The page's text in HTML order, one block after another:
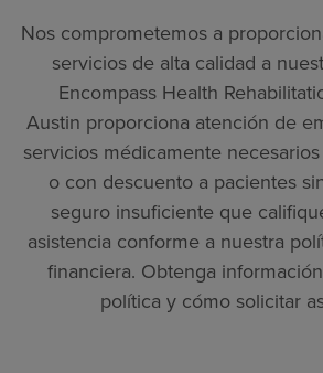
Nos comprometemos a
servicios de alta calidad a
Encompass Health
Austin proporciona atención de
servicios médicamente
o con descuento a pacientes
seguro insuficiente que
asistencia conforme a nuestra
financiera. Obtenga
política y cómo solicitar